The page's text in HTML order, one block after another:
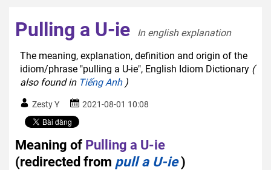
Pulling a U-ie
In english explanation
The meaning, explanation, definition and origin of the
idiom/phrase "pulling a U-ie", English Idiom Dictionary (
also found in Tiếng Anh)
Zesty Y 2021-08-01 10:08
Meaning of Pulling a U-ie
(redirected from pull a U-ie)